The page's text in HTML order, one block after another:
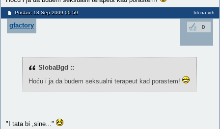
Poslao: 18 Sep 2009 00:59 Idi na vrh
gfactory 0
SlobaBgd ::
Hoću i ja da budem seksualni terapeut kad porastem!
"I tata bi ,sine..."